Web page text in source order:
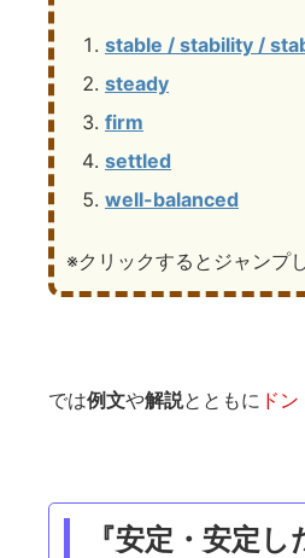
stable / stability /
steady
firm
settled
well-balanced
※クリックするとジャンプ
では例文や解説とともに ド
『安定・安定